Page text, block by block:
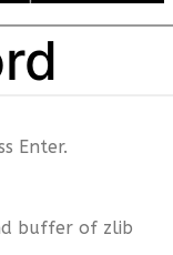
Enter.
buffer of zlib